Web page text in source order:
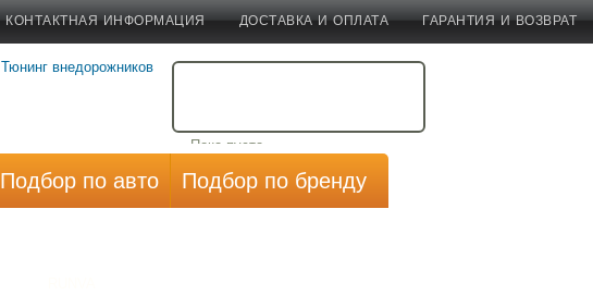
КОНТАКТНАЯ ИНФОРМАЦИЯ ДОСТАВКА И ОПЛАТА ГАРАНТИЯ И ВОЗВРАТ
Пока пуста.
Подбор по авто Подбор по бренду